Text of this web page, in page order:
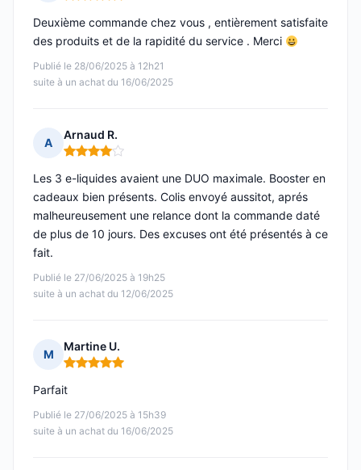
Publié le 28/06/2025 à 12h21
suite à un achat du 16/06/2025
Deuxième commande chez vous , entièrement satisfaite
des produits et de la rapidité du service . Merci
A
Arnaud R.
Note : 4 sur 5
Publié le 27/06/2025 à 19h25
suite à un achat du 12/06/2025
Les 3 e-liquides avaient une DUO maximale. Booster en
cadeaux bien présents. Colis envoyé aussitot, aprés
malheureusement une relance dont la commande daté
de plus de 10 jours. Des excuses ont été présentés à ce
fait.
M
Martine U.
Note : 5 sur 5
Publié le 27/06/2025 à 15h39
suite à un achat du 16/06/2025
Parfait